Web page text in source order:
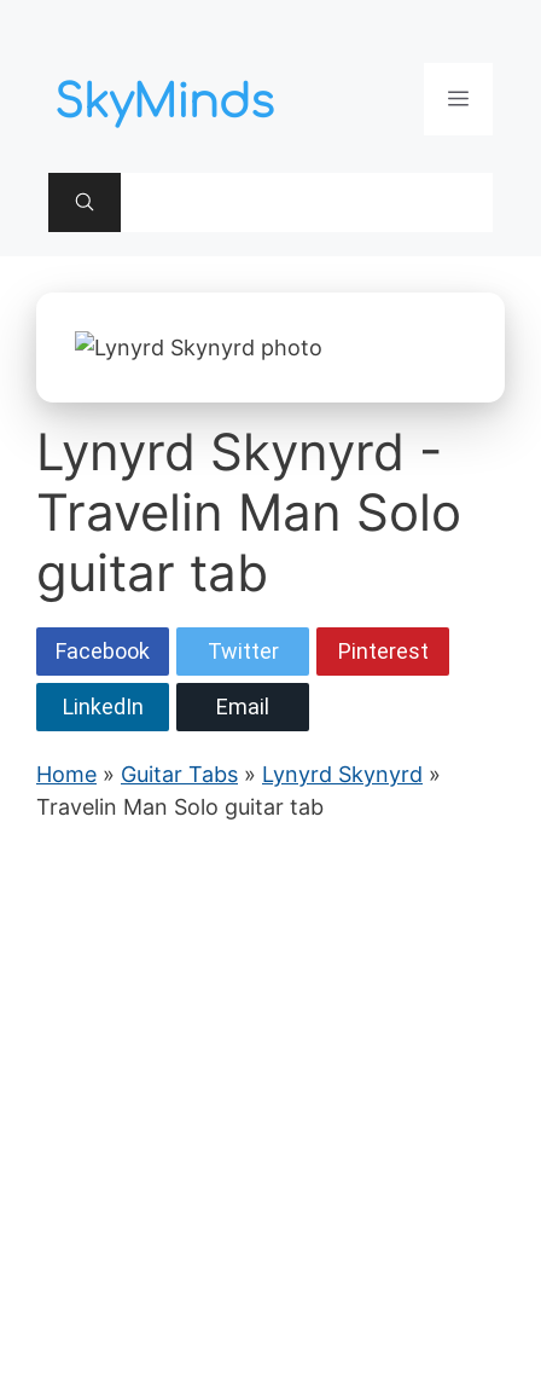
contenu
Menu
Lynyrd Skynyrd -
Travelin Man Solo
guitar tab
Facebook Twitter Pinterest
LinkedIn Email
Home » Guitar Tabs » Lynyrd Skynyrd »
Travelin Man Solo guitar tab